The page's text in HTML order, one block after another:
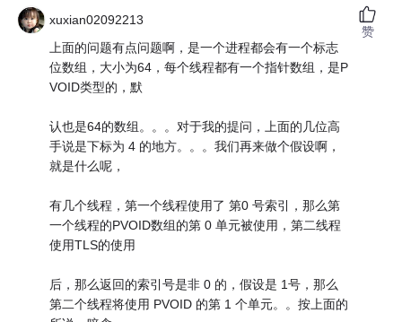
xuxian02092213
上面的问题有点问题啊，是一个进程都会有一个标志
位数组，大小为64，每个线程都有一个指针数组，是P
VOID类型的，默
认也是64的数组。。。对于我的提问，上面的几位高
手说是下标为 4 的地方。。。我们再来做个假设啊，
就是什么呢，
有几个线程，第一个线程使用了 第0 号索引，那么第
一个线程的PVOID数组的第 0 单元被使用，第二线程
使用TLS的使用
后，那么返回的索引号是非 0 的，假设是 1号，那么
第二个线程将使用 PVOID 的第 1 个单元。。按上面的
赞